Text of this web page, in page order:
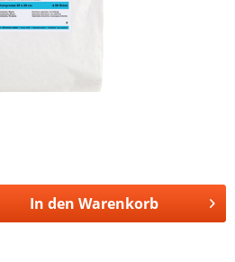
In den Warenkorb